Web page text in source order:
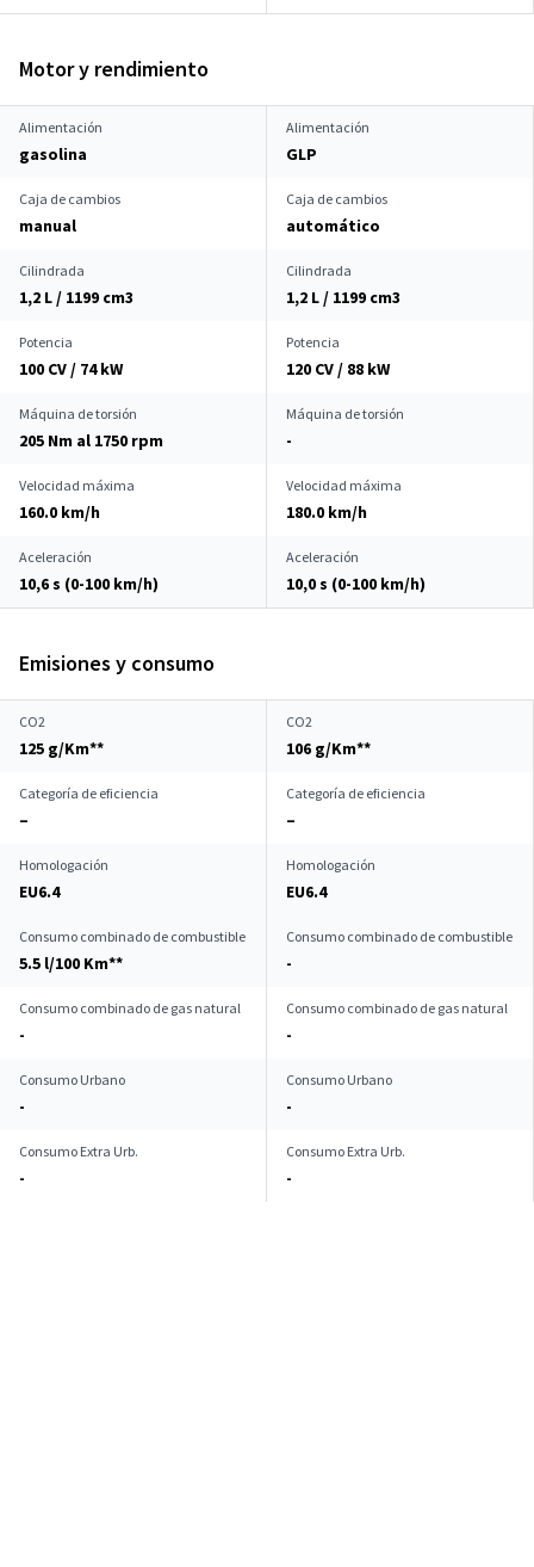
Motor y rendimiento
Alimentación
gasolina
Alimentación
GLP
Caja de cambios
manual
Caja de cambios
automático
Cilindrada
1,2 L / 1199 cm3
Cilindrada
1,2 L / 1199 cm3
Potencia
100 CV / 74 kW
Potencia
120 CV / 88 kW
Máquina de torsión
205 Nm al 1750 rpm
Máquina de torsión
-
Velocidad máxima
160.0 km/h
Velocidad máxima
180.0 km/h
Aceleración
10,6 s (0-100 km/h)
Aceleración
10,0 s (0-100 km/h)
Emisiones y consumo
CO2
125 g/Km**
CO2
106 g/Km**
Categoría de eficiencia
–
Categoría de eficiencia
–
Homologación
EU6.4
Homologación
EU6.4
Consumo combinado de combustible
5.5 l/100 Km**
Consumo combinado de combustible
-
Consumo combinado de gas natural
-
Consumo combinado de gas natural
-
Consumo Urbano
-
Consumo Urbano
-
Consumo Extra Urb.
-
Consumo Extra Urb.
-